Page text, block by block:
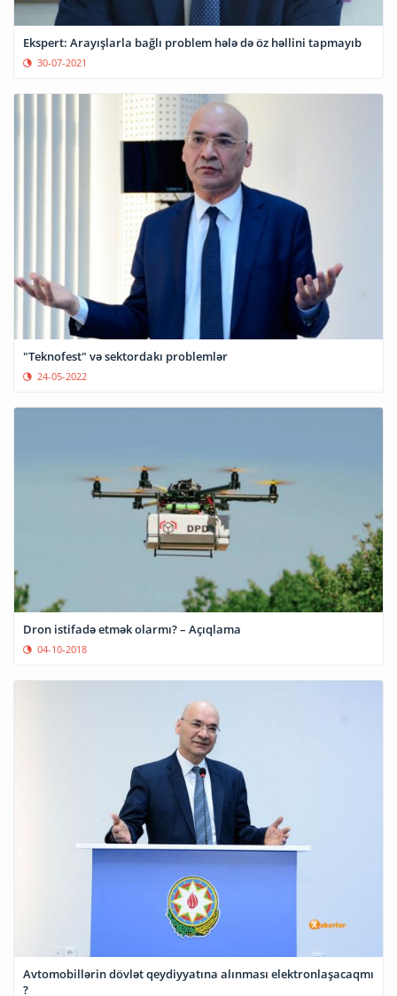
Ekspert: Arayışlarla bağlı problem hələ də öz həllini tapmayıb
30-07-2021
"Teknofest" və sektordakı problemlər
24-05-2022
Dron istifadə etmək olarmı? – Açıqlama
04-10-2018
Avtomobillərin dövlət qeydiyyatına alınması elektronlaşacaqmı
?